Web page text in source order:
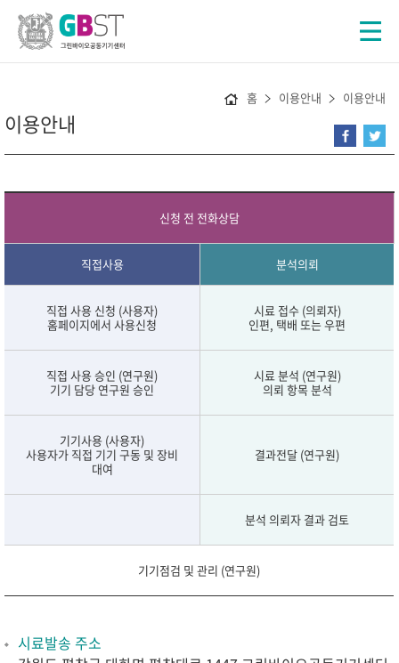
홈 이용안내 이용안내
이용안내
신청 전 전화상담
직접사용 분석의뢰
직접 사용 신청 (사용자)
홈페이지에서 사용신청
시료 접수 (의뢰자)
인편, 택배 또는 우편
직접 사용 승인 (연구원)
기기 담당 연구원 승인
시료 분석 (연구원)
의뢰 항목 분석
기기사용 (사용자)
사용자가 직접 기기 구동 및 장비
대여
결과전달 (연구원)
분석 의뢰자 결과 검토
기기점검 및 관리 (연구원)
시료발송 주소